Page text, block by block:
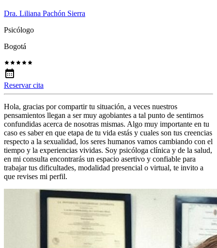
Dra. Liliana Pachón Sierra
Psicólogo
Bogotá
Reservar cita
Hola, gracias por compartir tu situación, a veces nuestros
pensamientos llegan a ser muy agobiantes a tal punto de sentirnos
confundidas acerca de nosotras mismas. Algo muy importante en tu
caso es saber en que etapa de tu vida estás y cuales son tus creencias
respecto a la sexualidad, los seres humanos vamos cambiando con el
tiempo y la experiencias vividas. Soy psicóloga clínica y de la salud,
en mi consulta encontrarás un espacio asertivo y confiable para
trabajar tus dificultades, modalidad presencial o virtual, te invito a
que revises mi perfil.